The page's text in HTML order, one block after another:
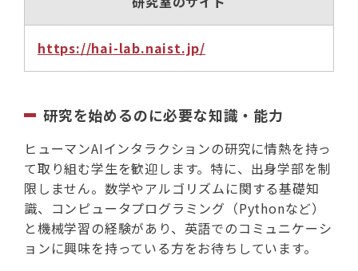
https://hai-lab.naist.jp/
研究を始めるのに必要な知識・能力
ヒューマンAIインタラクションの研究に情熱を持っ
て取り組む学生を歓迎します。特に、出身学部を制
限しません。数学やアルゴリズムに関する基礎知
識、コンピュータプログラミング（Pythonなど）
と機械学習の経験があり、英語でのコミュニケーシ
ョンに興味を持っている方をお待ちしています。